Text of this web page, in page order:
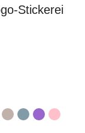
Stickerei